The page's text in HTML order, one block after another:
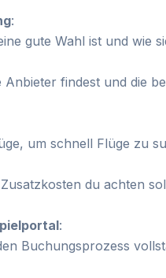
:
gute Wahl ist und wie
findest und die
um schnell Flüge zu
du achten
:
Buchungsprozess